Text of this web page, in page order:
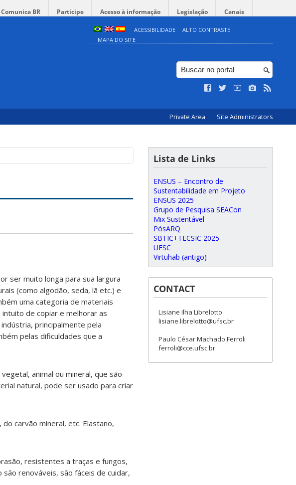
Comunica BR Participe Acesso à informação Legislação Canais
ACESSIBILIDADE
ALTO CONTRASTE
MAPA DO SITE
Private Area Site Administrators
ser muito longa para sua largura
(como algodão, seda, lã etc.) e
uma categoria de materiais
de copiar e melhorar as
principalmente pela
pelas dificuldades que a
animal ou mineral, que são
natural, pode ser usado para criar
carvão mineral, etc. Elastano,
resistentes a traças e fungos,
renováveis, são fáceis de cuidar,
Lista de Links
ENSUS – Encontro de
Sustentabilidade em Projeto
ENSUS 2025
Grupo de Pesquisa SEACon
Mix Sustentável
PósARQ
SBTIC+TECSIC 2025
UFSC
Virtuhab (antigo)
CONTACT
Lisiane Ilha Librelotto
lisiane.librelotto@ufsc.br
Paulo César Machado Ferroli
ferroli@cce.ufsc.br